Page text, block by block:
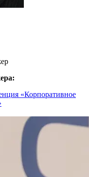
«Корпоративное